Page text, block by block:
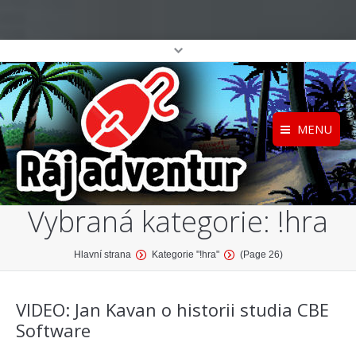
MENU
Registrace Home
O projektu
Katalog her
Vybraná kategorie: !hra
You are here:Hlavní strana Kategorie "!hra" (Page 26)
VIDEO: Jan Kavan o historii studia CBE
Software